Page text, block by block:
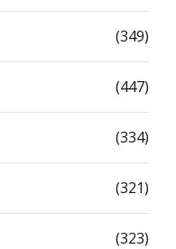
(349)
(447)
(334)
(321)
(323)